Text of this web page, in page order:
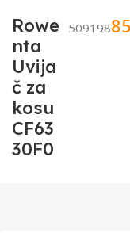
Rowe
nta
Uvija
č za
kosu
CF63
30F0
509198